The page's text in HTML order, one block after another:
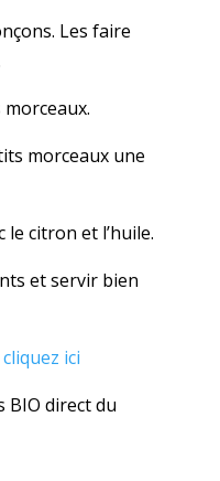
Les faire
morceaux une
citron et l’huile.
et servir bien
cliquez ici
BIO direct du